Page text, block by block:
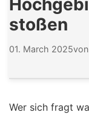
stoßen
01. March 2025
Wer sich fragt